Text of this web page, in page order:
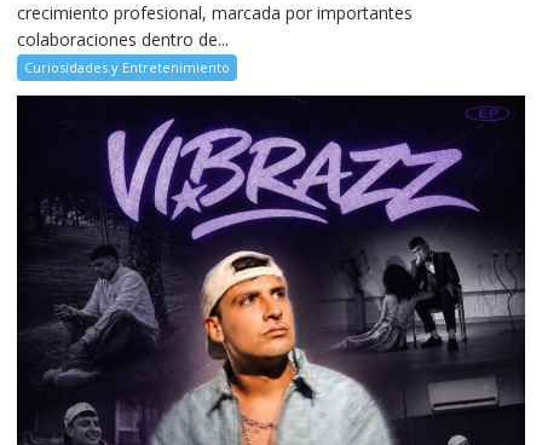
crecimiento profesional, marcada por importantes
colaboraciones dentro de...
Curiosidades y Entretenimiento